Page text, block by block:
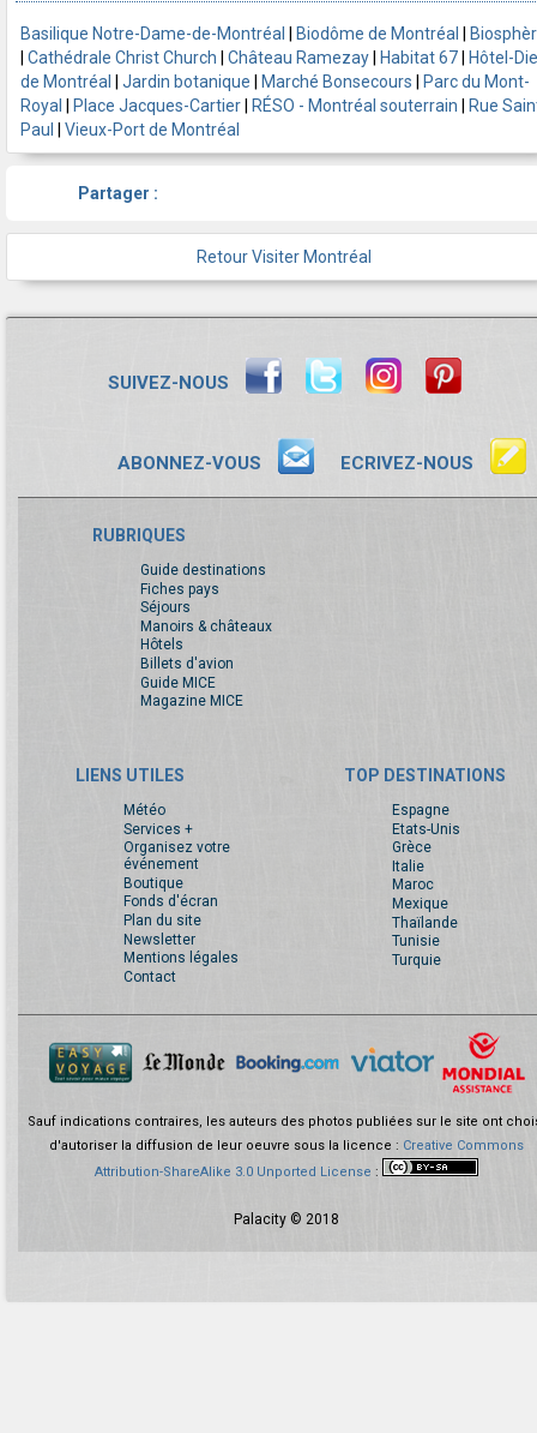
Basilique Notre-Dame-de-Montréal Biodôme de Montréal
Cathédrale Christ Church Château Ramezay Habitat 67
Hôtel-
de Montréal
Jardin botanique Marché Bonsecours
Parc du Mont-
Royal
Place Jacques-Cartier RÉSO - Montréal souterrain
Rue
Paul
Vieux-Port de Montréal
Partager :
Retour Visiter Montréal
SUIVEZ-NOUS
ABONNEZ-VOUS ECRIVEZ-NOUS
RUBRIQUES
Guide destinations
Fiches pays
Séjours
Manoirs & châteaux
Hôtels
Billets d'avion
Guide MICE
Magazine MICE
LIENS UTILES
Météo
Services +
Organisez votre
événement
Boutique
Fonds d'écran
Plan du site
Newsletter
Mentions légales
Contact
TOP DESTINATIONS
Espagne
Etats-Unis
Grèce
Italie
Maroc
Mexique
Thaïlande
Tunisie
Turquie
Sauf indications contraires, les auteurs des photos publiées sur le site ont
d'autoriser la diffusion de leur oeuvre sous la licence : Creative Commons
Attribution-ShareAlike 3.0 Unported License :
Palacity © 2018